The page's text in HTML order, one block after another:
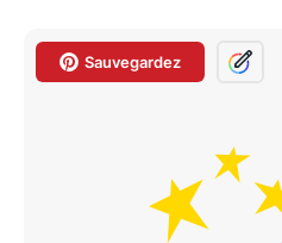
Sauvegardez